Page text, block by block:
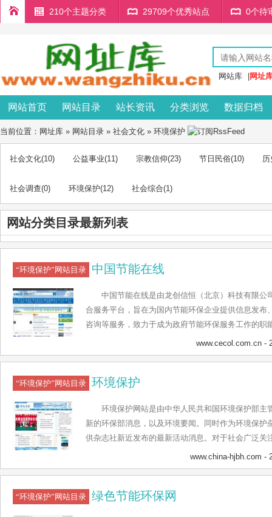
210个主题分类 29709个优秀站点 0个待
网站库 网址
网站首页 网站目录 站长资讯 分类浏览 数据归档
当前位置： 网址库 » 网站目录 » 社会文化 » 环境保护
社会文化(10) 公益事业(11) 宗教信仰(23) 节日民俗(10)
社会调查(0) 环境保护(12) 社会综合(1)
网站分类目录最新列表
“环境保护”网站目录 中国节能在线
中国节能在线是由龙创信恒（北京）科技有限公
合服务平台，旨在为国内节能环保企业提供信息发布
咨询等服务，致力于成为政府节能环保服务工作的职
宣传推广及沟通桥梁。中国节能在线立足本土、面向
理念，设置了资讯、政策、招标、节能空间、节能技
系统等主要栏目，已成为国内节能环保领域颇具影响
www.cecol.com.cn -
“环境保护”网站目录 环境保护
环境保护网站是由中华人民共和国环境保护部主
新的环保部消息，以及环境要闻。同时作为环境保护
供杂志社新近发布的最新活动消息。对于社会广泛关
进行相关的焦点追踪报道。并且从专家视角给出各
政策，我们网站也设立了政策导航一栏为大家提供环
其他各国，以及各个机构的环保措施，政策以及活动
www.china-hjbh.com -
“环境保护”网站目录 绿色节能环保网